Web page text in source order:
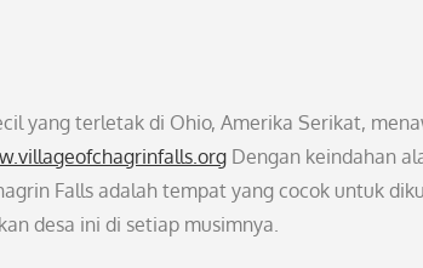
yang terletak di Ohio, Amerika Serikat,
Dengan keindahan
Falls adalah tempat yang cocok untuk
desa ini di setiap musimnya.